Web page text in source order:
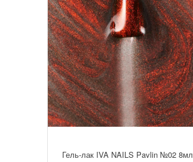
Гель-лак IVA NAILS Pavlin №02 8мл